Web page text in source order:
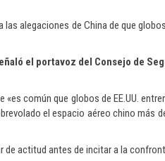
alegaciones de China de que
el portavoz del Consejo de
común que globos de EE.UU.
el espacio aéreo chino más
de actitud antes de incitar a la